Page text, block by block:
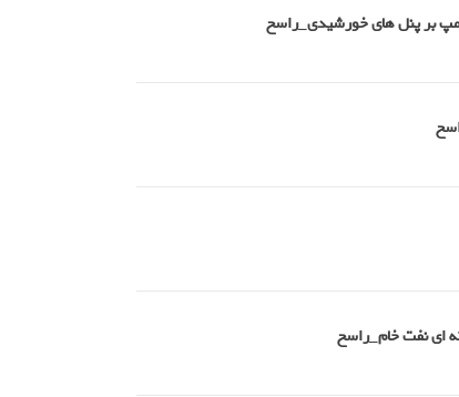
بر پنل های خورشیدی_راسخ